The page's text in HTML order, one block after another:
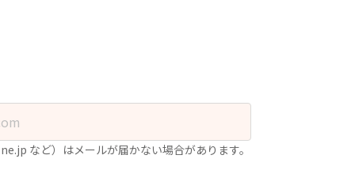
など）はメールが届かない場合があります。